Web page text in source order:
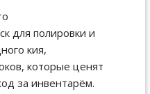
для полировки и
кия,
которые ценят
за инвентарём.